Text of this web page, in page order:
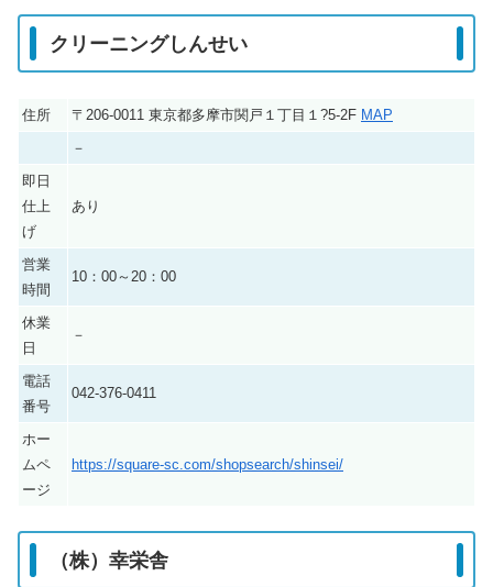
クリーニングしんせい
住所 〒206-0011 東京都多摩市関戸１丁目１?5-2F MAP
－
即日
仕上
げ
あり
営業
時間
10：00～20：00
休業
日
－
電話
番号
042-376-0411
ホー
ムペ
ージ
https://square-sc.com/shopsearch/shinsei/
（株）幸栄舎